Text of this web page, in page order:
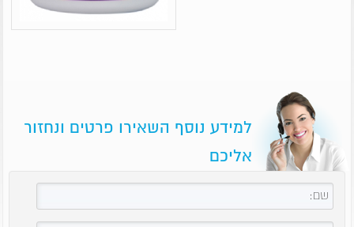
למידע נוסף השאירו פרטים ונחזור
אליכם